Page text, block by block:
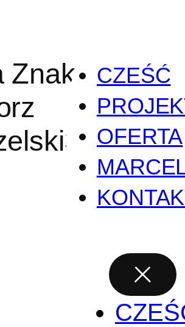
CZEŚĆ
OFERTA
Znaku –